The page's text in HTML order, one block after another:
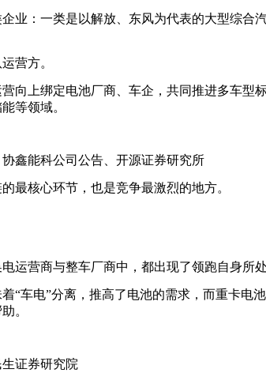
业：一类是以解放、东风为代表的大型综合
营方。
向上绑定电池厂商、车企，共同推进多车
等领域。
鑫能科公司公告、开源证券研究所
最核心环节，也是竞争最激烈的地方。
运营商与整车厂商中，都出现了领跑自身所
“车电”分离，推高了电池的需求，而重卡
。
证券研究院